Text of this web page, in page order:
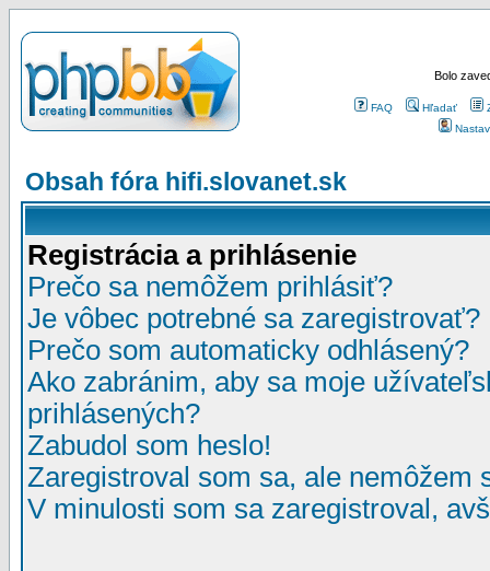
Bolo
FAQ Hľadať
Obsah fóra hifi.slovanet.sk
Registrácia a prihlásenie
Prečo sa nemôžem prihlásiť?
Je vôbec potrebné sa zaregistrovať?
Prečo som automaticky odhlásený?
Ako zabránim, aby sa moje
prihlásených?
Zabudol som heslo!
Zaregistroval som sa, ale nemôžem
V minulosti som sa zaregistroval,